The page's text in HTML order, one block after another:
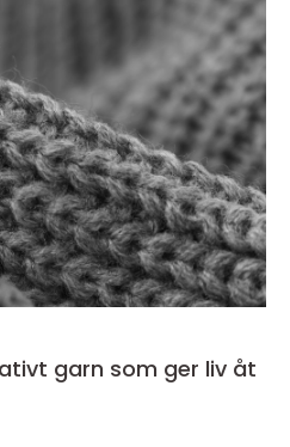
garn som ger liv åt